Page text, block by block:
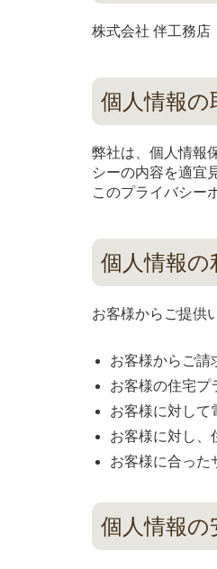
株式会社 伴工務店
個人情報の
弊社は、個人情報
シーの内容を適宜
このプライバシー
個人情報の
お客様からご提供
お客様からご請
お客様の住宅プ
お客様に対して
お客様に対し、
お客様に合った
個人情報の